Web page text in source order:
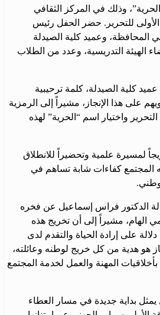
وذلك في المركز الثقافي
الأولى للتحرير. حضر الحفل رئيس
المحافظة، وعميد كلية الصيدلة
الهيئة التدريسية، وعدد من الطلاب
كلية الصيدلة، كلمة ترحيبية
على هذا الإنجاز، مشيراً إلى الرمزية
واختيار اسم “الحرية” لهذه
لمسيرة علمية وتحضيراً للانطلاق
المجتمع كفاءات شابة تساهم في
الدكتور فراس إسماعيل عن فخره
الهام، مشيراً إلى أن تخريج هذه
على إرادة الحياة والتقدم لدى
هو هدية من كل خريج لوطنه وعائلته،
بأخلاقيات المهنة والعمل لخدمة المجتمع
يمثل بداية جديدة في مسار العطاء